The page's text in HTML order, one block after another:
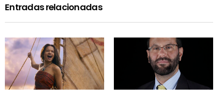
Entradas relacionadas